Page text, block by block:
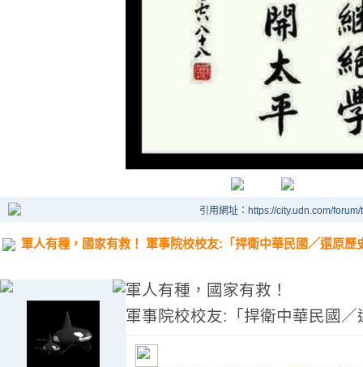
引用網址：https://city.udn.com/
軍人有種，國家有救！ 軍事院校校友:「捍衛中華民國／還原歷
軍人有種，國家有救！
軍事院校校友:「捍衛中華民國